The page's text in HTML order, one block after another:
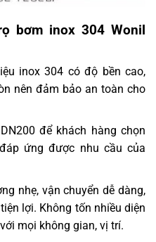
bơm inox 304 Wonil
inox 304 có độ bền cao,
nên đảm bảo an toàn cho
để khách hàng chọn
ứng được nhu cầu của
nhẹ, vận chuyển dễ dàng,
lợi. Không tốn nhiều diện
mọi không gian, vị trí.